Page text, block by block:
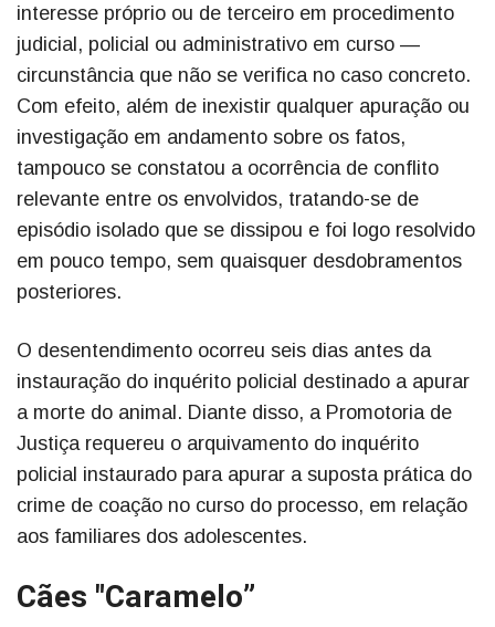
interesse próprio ou de terceiro em procedimento
judicial, policial ou administrativo em curso —
circunstância que não se verifica no caso concreto.
Com efeito, além de inexistir qualquer apuração ou
investigação em andamento sobre os fatos,
tampouco se constatou a ocorrência de conflito
relevante entre os envolvidos, tratando-se de
episódio isolado que se dissipou e foi logo resolvido
em pouco tempo, sem quaisquer desdobramentos
posteriores.
O desentendimento ocorreu seis dias antes da
instauração do inquérito policial destinado a apurar
a morte do animal. Diante disso, a Promotoria de
Justiça requereu o arquivamento do inquérito
policial instaurado para apurar a suposta prática do
crime de coação no curso do processo, em relação
aos familiares dos adolescentes.
Cães "Caramelo”